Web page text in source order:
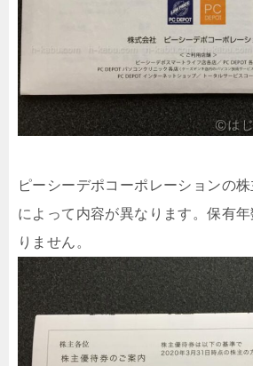
ピーシーデポコーポレーションの
によって内容が異なります。保有
りません。